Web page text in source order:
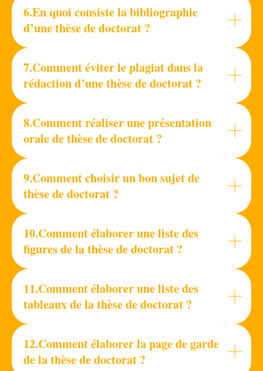
6.En quoi consiste la bibliographie
d’une thèse de doctorat ?
7.Comment éviter le plagiat dans la
rédaction d’une thèse de doctorat ?
8.Comment réaliser une présentation
orale de thèse de doctorat ?
9.Comment choisir un bon sujet de
thèse de doctorat ?
10.Comment élaborer une liste des
figures de la thèse de doctorat ?
11.Comment élaborer une liste des
tableaux de la thèse de doctorat ?
12.Comment élaborer la page de garde
de la thèse de doctorat ?